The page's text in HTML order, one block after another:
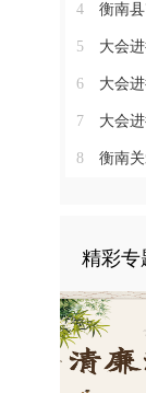
4 衡南
5 大会进行
6 大会进行时
7 大会进行时
8 衡南
精彩专